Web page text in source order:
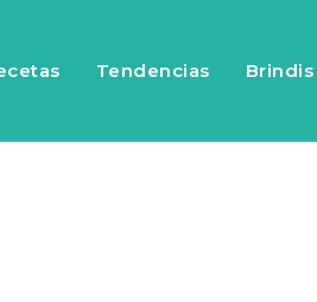
Tendencias Brindis